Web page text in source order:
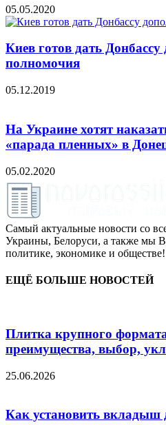
05.05.2020
Киев готов дать
полномочия
05.12.2019
На Украине хотят
«парада пленных» в
05.02.2020
Самый актуальные новости со
Украины, Белоруси, а также мы
политике, экономике и обществе!
ЕЩЁ БОЛЬШЕ НОВОСТЕЙ
Плитка крупного
преимущества, выбор,
25.06.2026
Как установить вкладыш